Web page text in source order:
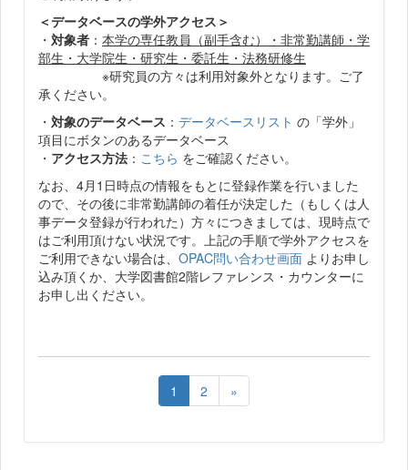
＜データベースの学外アクセス＞
・ 対象者 ： 本学の専任教員（副手含む）・非常勤講師・学
部生・大学院生・研究生・委託生・法務研修生
※研究員の方々は利用対象外となります。ご了
承ください。
・ 対象のデータベース ： データベースリスト の「学外」
項目にボタンのあるデータベース
・ アクセス方法 ： こちら をご確認ください。
なお、4月1日時点の情報をもとに登録作業を行いました
ので、その後に非常勤講師の着任が決定した（もしくは人
事データ登録が行われた）方々につきましては、現時点で
はご利用頂けない状況です。上記の手順で学外アクセスを
ご利用できない場合は、 OPAC問い合わせ画面 よりお申し
込み頂くか、大学図書館2階レファレンス・カウンターに
お申し出ください。
1 2 »